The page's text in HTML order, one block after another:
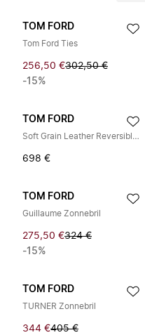
TOM FORD
Tom Ford Ties
256,50 €302,50 €
-15%
TOM FORD
Soft Grain Leather Reversible T Belt 40 mm
698 €
TOM FORD
Guillaume Zonnebril
275,50 €324 €
-15%
TOM FORD
TURNER Zonnebril
344 €405 €